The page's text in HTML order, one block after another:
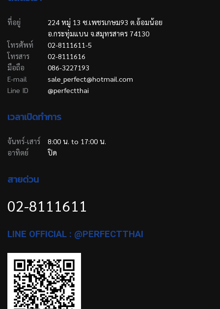
ที่อยู่
224 หมู่ 13 ซ.เพชรเกษม93 ต.อ้อมน้อย
อ.กระทุ่มแบน จ.สมุทรสาคร 74130
โทรศัพท์
02-8111611-5
โทรสาร
02-8111616
มือถือ
086-3227193
E-mail
sale_perfect@hotmail.com
Line ID
@perfectthai
เวลาเปิดทำการ
จันทร์-เสาร์
8:00 น. to 17:00 น.
อาทิตย์
ปิด
สายด่วน
02-8111611
LINE OFFICIAL : @PERFECTTHAI